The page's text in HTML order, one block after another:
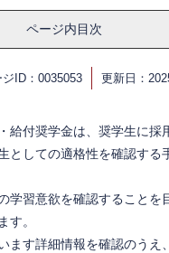
ページ内目次
ジID：0035053 更新日：
給付奨学金は、奨学生に採
としての適格性を確認する
学習意欲を確認することを
す。
ます詳細情報を確認のうえ